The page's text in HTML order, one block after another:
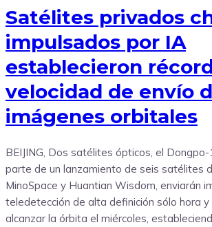
Satélites privados
impulsados ​​por IA
establecieron
velocidad de envío
imágenes orbitales
BEIJING, Dos satélites ópticos, el
parte de un lanzamiento de seis satélites
MinoSpace y Huantian Wisdom, enviarán
teledetección de alta definición sólo hora
alcanzar la órbita el miércoles,